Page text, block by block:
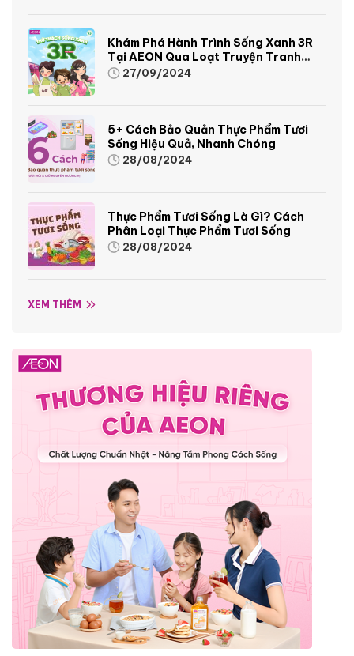
Khám Phá Hành Trình Sống Xanh 3R
Tại AEON Qua Loạt Truyện Tranh
Sinh Động Và Thú Vị
27/09/2024
5+ Cách Bảo Quản Thực Phẩm Tươi
Sống Hiệu Quả, Nhanh Chóng
28/08/2024
Thực Phẩm Tươi Sống Là Gì? Cách
Phân Loại Thực Phẩm Tươi Sống
28/08/2024
XEM THÊM